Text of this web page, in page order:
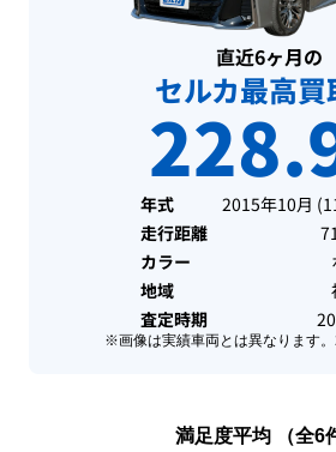
直近6ヶ月の
セルカ最高買
年式 2015年10月 (
走行距離
カラー
地域
査定時期
※画像は実績車両とは異なります。
満足度平均 （全6